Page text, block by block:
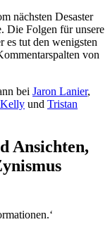
nächsten Desaster
Die Folgen für unsere
es tut den wenigsten
von
bei Jaron Lanier,
und Tristan
Ansichten,